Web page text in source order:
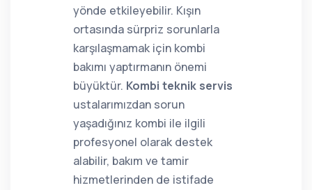
yönde etkileyebilir. Kışın
ortasında sürpriz sorunlarla
karşılaşmamak için kombi
bakımı yaptırmanın önemi
büyüktür. Kombi teknik servis
ustalarımızdan sorun
yaşadığınız kombi ile ilgili
profesyonel olarak destek
alabilir, bakım ve tamir
hizmetlerinden de istifade